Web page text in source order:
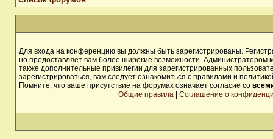
Для входа на конференцию вы должны быть зарегистрированы.
но предоставляет вам более широкие возможности. Администратором
также дополнительные привилегии для зарегистрированных
зарегистрироваться, вам следует ознакомиться с правилами и
Помните, что ваше присутствие на форумах означает согласие со
Общие правила
Соглашение о